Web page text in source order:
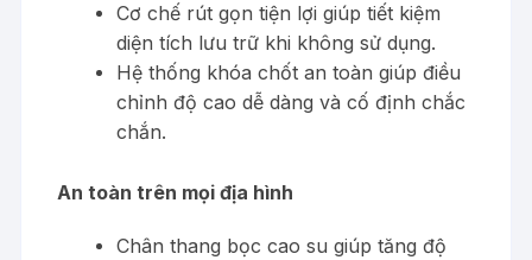
Cơ chế rút gọn tiện lợi giúp tiết kiệm
diện tích lưu trữ khi không sử dụng.
Hệ thống khóa chốt an toàn giúp điều
chỉnh độ cao dễ dàng và cố định chắc
chắn.
An toàn trên mọi địa hình
Chân thang bọc cao su giúp tăng độ